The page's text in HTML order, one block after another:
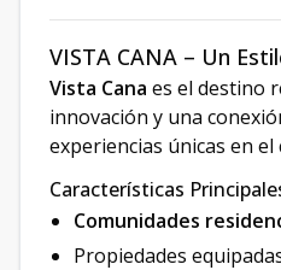
VISTA CANA – Un
Vista Cana es el destino
innovación y una
experiencias únicas en
Características
Comunidades
Propiedades